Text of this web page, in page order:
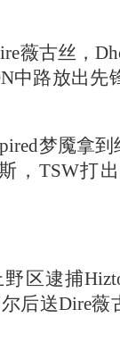
薇古丝，
中路放出先
梦魇拿
，TSW打
野区逮捕
后送Dire